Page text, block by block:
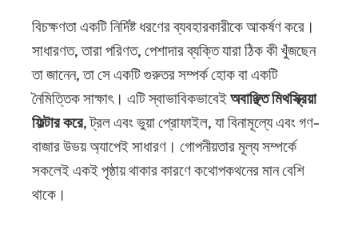
বিচক্ষণতা একটি নির্দিষ্ট ধরণের ব্যবহারকারীকে আকর্ষণ করে।
সাধারণত, তারা পরিণত, পেশাদার ব্যক্তি যারা ঠিক কী খুঁজছেন
তা জানেন, তা সে একটি গুরুতর সম্পর্ক হোক বা একটি
নৈমিত্তিক সাক্ষাৎ। এটি স্বাভাবিকভাবেইঅবাঞ্ছিত মিথস্ক্রিয়া
ফিল্টার করে, ট্রল এবং ভুয়া প্রোফাইল, যা বিনামূল্যে এবং গণ-
বাজার উভয় অ্যাপেই সাধারণ। গোপনীয়তার মূল্য সম্পর্কে
সকলেই একই পৃষ্ঠায় থাকার কারণে কথোপকথনের মান বেশি
থাকে।